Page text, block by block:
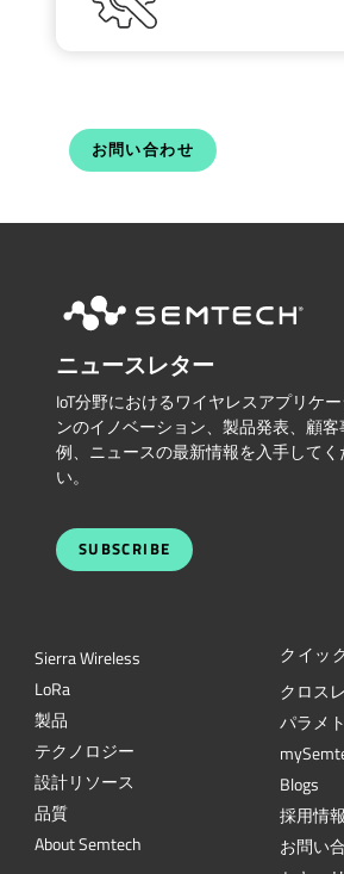
お問い合わせ
ニュースレター
IoT分野におけるワイヤレスアプリケー
ンのイノベーション、製品発表、顧客
例、ニュースの最新情報を入手してく
い。
SUBSCRIBE
Sierra Wireless
LoRa
製品
テクノロジー
設計リソース
品質
About Semtech
クイッ
クロス
パラメ
Blogs
採用情報
お問い